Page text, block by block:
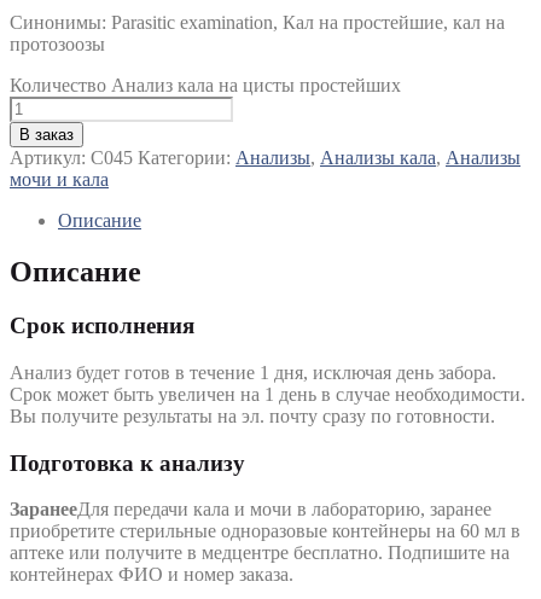
Синонимы: Parasitic examination, Кал на простейшие, кал на
протозоозы
Количество Анализ кала на цисты простейших
В заказ
Артикул: C045 Категории: Анализы, Анализы кала, Анализы
мочи и кала
Описание
Описание
Срок исполнения
Анализ будет готов в течение 1 дня, исключая день забора.
Срок может быть увеличен на 1 день в случае необходимости.
Вы получите результаты на эл. почту сразу по готовности.
Подготовка к анализу
ЗаранееДля передачи кала и мочи в лабораторию, заранее
приобретите стерильные одноразовые контейнеры на 60 мл в
аптеке или получите в медцентре бесплатно. Подпишите на
контейнерах ФИО и номер заказа.